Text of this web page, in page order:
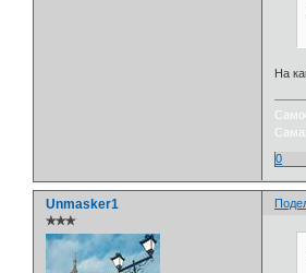
На
0
Unmasker1
✯✯✯